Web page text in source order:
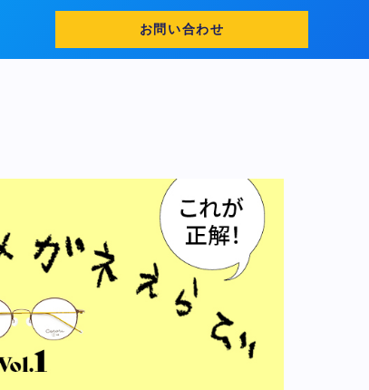
お問い合わせ